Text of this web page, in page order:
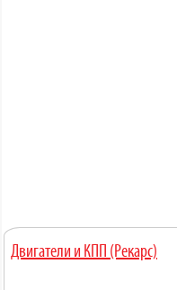
Двигатели и КПП (Рекарс)